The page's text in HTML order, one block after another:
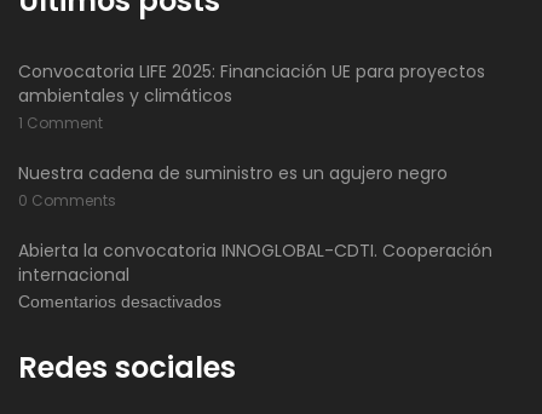
Convocatoria LIFE 2025: Financiación UE para proyectos
ambientales y climáticos
1 Comment
Nuestra cadena de suministro es un agujero negro
0 Comments
Abierta la convocatoria INNOGLOBAL-CDTI. Cooperación
internacional
Comentarios desactivadosen
la
Redes sociales